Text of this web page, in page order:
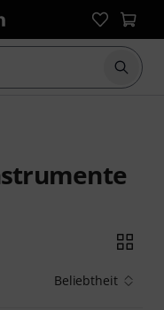
Suche
Beliebtheit